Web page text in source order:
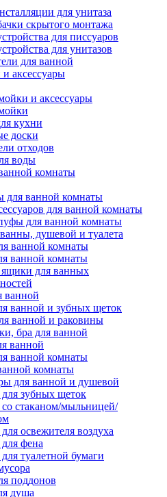
для унитаза
скрытого монтажа
для писсуаров
для унитазов
для ванной
аксессуары
и аксессуары
кухни
доски
отходов
воды
комнаты
для ванной комнаты
для ванной комнаты
для ванной комнаты
душевой и туалета
ванной комнаты
ванной комнаты
для ванных
ванной
ванной и зубных щеток
ванной и раковины
бра для ванной
ванной
ванной комнаты
комнаты
для ванной и душевой
зубных щеток
стаканом/мыльницей/
освежителя воздуха
фена
туалетной бумаги
поддонов
душа